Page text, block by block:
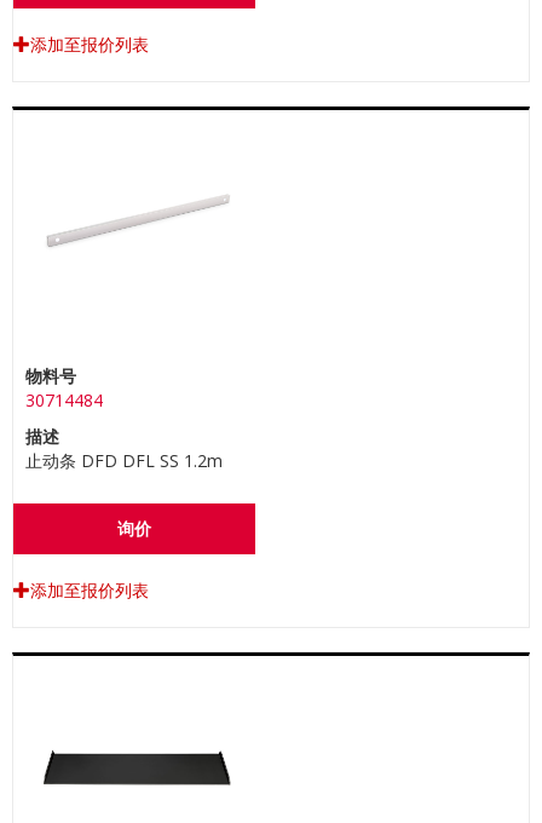
添加至报价列表
物料号
30714484
描述
止动条 DFD DFL SS 1.2m
询价
添加至报价列表